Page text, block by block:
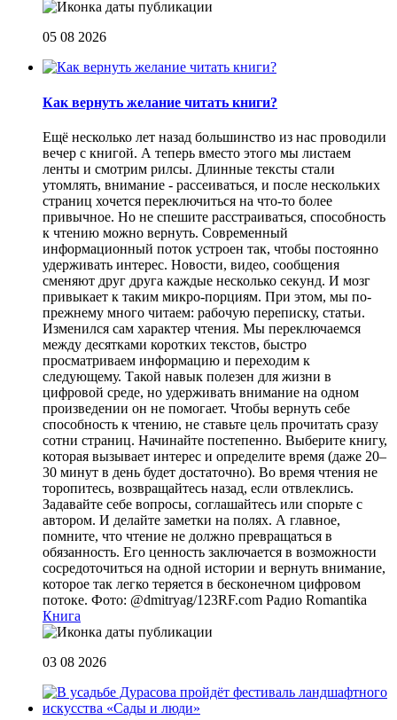
05 08 2026
Как вернуть желание читать книги?
Eщё несколько лет назад большинство из нас проводили
вечер с книгой. А теперь вместо этого мы листаем
ленты и смотрим рилсы. Длинные тексты стали
утомлять, внимание - рассеиваться, и после нескольких
страниц хочется переключиться на что-то более
привычное. Но не спешите расстраиваться, способность
к чтению можно вернуть. Современный
информационный поток устроен так, чтобы постоянно
удерживать интерес. Новости, видео, сообщения
сменяют друг друга каждые несколько секунд. И мозг
привыкает к таким микро-порциям. При этом, мы по-
прежнему много читаем: рабочую переписку, статьи.
Изменился сам характер чтения. Мы переключаемся
между десятками коротких текстов, быстро
просматриваем информацию и переходим к
следующему. Такой навык полезен для жизни в
цифровой среде, но удерживать внимание на одном
произведении он не помогает. Чтобы вернуть себе
способность к чтению, не ставьте цель прочитать сразу
сотни страниц. Начинайте постепенно. Выберите книгу,
которая вызывает интерес и определите время (даже 20–
30 минут в день будет достаточно). Во время чтения не
торопитесь, возвращайтесь назад, если отвлеклись.
Задавайте себе вопросы, соглашайтесь или спорьте с
автором. И делайте заметки на полях. А главное,
помните, что чтение не должно превращаться в
обязанность. Его ценность заключается в возможности
сосредоточиться на одной истории и вернуть внимание,
которое так легко теряется в бесконечном цифровом
потоке. Фото: @dmitryag/123RF.com Радио Romantika
Книга
03 08 2026